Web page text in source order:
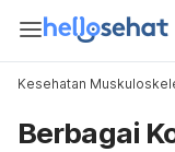
Kesehatan
Berbagai